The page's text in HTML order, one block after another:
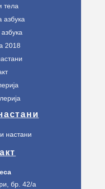
тела
азбука
2018
настани
бр. 42/а